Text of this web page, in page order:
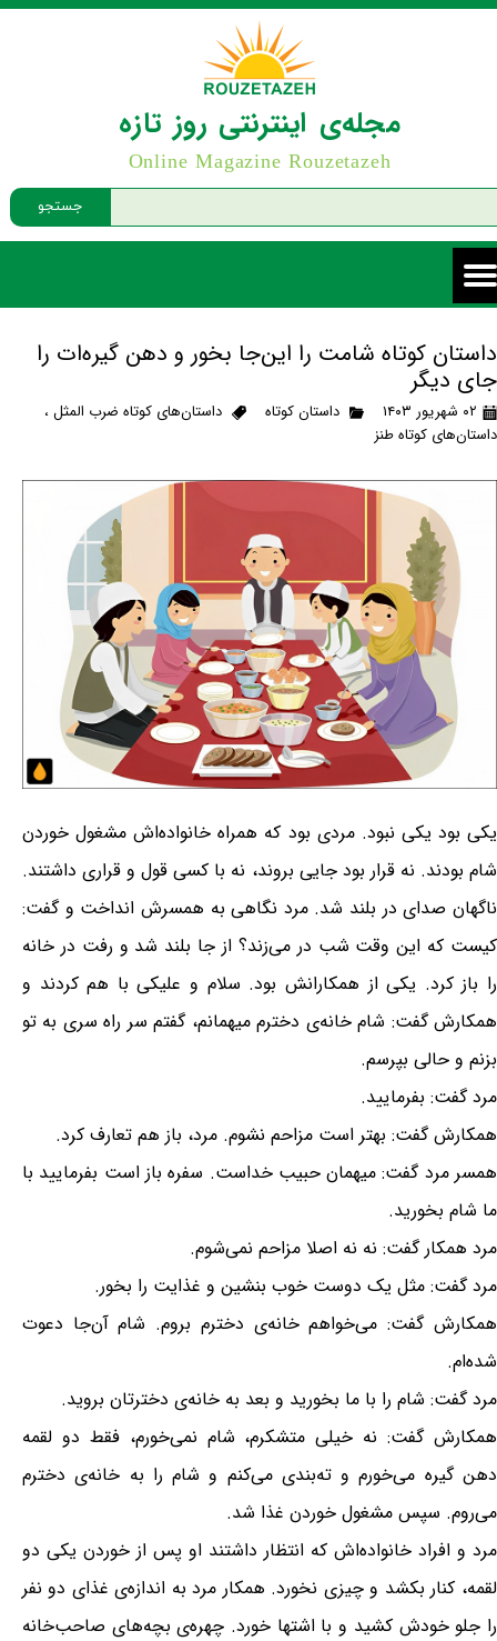
جستجو
مجله‌ی اینترنتی روز تازه
Online Magazine Rouzetazeh
داستان کوتاه شامت را این‌جا بخور و دهن گیره‌ات را
جای دیگر
۰۲ شهریور ۱۴۰۳ داستان کوتاه داستان‌های کوتاه ضرب المثل،
داستان‌های کوتاه طنز
یکی بود یکی نبود. مردی بود که همراه خانواده‌اش مشغول خوردن
شام بودند. نه قرار بود جایی بروند، نه با کسی قول و قراری داشتند.
ناگهان صدای در بلند شد. مرد نگاهی به همسرش انداخت و گفت:
کیست که این وقت شب در می‌زند؟ از جا بلند شد و رفت در خانه
را باز کرد. یکی از همکارانش بود. سلام و علیکی با هم کردند و
همکارش گفت: شام خانه‌ی دخترم میهمانم، گفتم سر راه سری به تو
بزنم و حالی بپرسم.
مرد گفت: بفرمایید.
همکارش گفت: بهتر است مزاحم نشوم. مرد، باز هم تعارف کرد.
همسر مرد گفت: میهمان حبیب خداست. سفره باز است بفرمایید با
ما شام بخورید.
مرد همکار گفت: نه نه اصلا مزاحم نمی‌شوم.
مرد گفت: مثل یک دوست خوب بنشین و غذایت را بخور.
همکارش گفت: می‌خواهم خانه‌ی دخترم بروم. شام آن‌جا دعوت
شده‌ام.
مرد گفت: شام را با ما بخورید و بعد به خانه‌ی دخترتان بروید.
همکارش گفت: نه خیلی متشکرم، شام نمی‌خورم، فقط دو لقمه
دهن گیره می‌خورم و ته‌بندی می‌کنم و شام را به خانه‌ی دخترم
می‌روم. سپس مشغول خوردن غذا شد.
مرد و افراد خانواده‌اش که انتظار داشتند او پس از خوردن یکی دو
لقمه، کنار بکشد و چیزی نخورد. همکار مرد به اندازه‌ی غذای دو نفر
را جلو خودش کشید و با اشتها خورد. چهره‌ی بچه‌های صاحب‌خانه